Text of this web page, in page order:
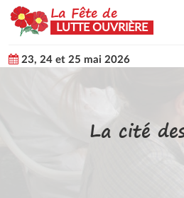
La Fête de
LUTTE OUVRIÈRE
23, 24 et 25 mai 2026
La cité